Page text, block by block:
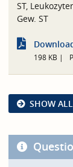
ST,
Gew. ST
198 KB
SHOW ALL